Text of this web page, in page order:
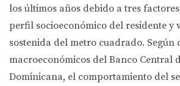
los últimos años debido a tres
perfil socioeconómico del residente y
sostenida del metro cuadrado. Según
macroeconómicos del Banco Central
Dominicana, el comportamiento del